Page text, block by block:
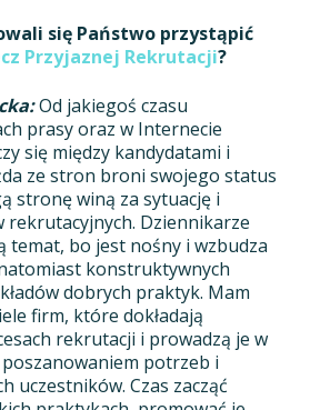
się Państwo przystąpić
Przyjaznej Rekrutacji?
Od jakiegoś czasu
prasy oraz w Internecie
się między kandydatami i
ze stron broni swojego status
stronę winą za sytuację i
rekrutacyjnych. Dziennikarze
temat, bo jest nośny i wzbudza
konstruktywnych
dobrych praktyk. Mam
firm, które dokładają
rekrutacji i prowadzą je w
potrzeb i
uczestników. Czas zacząć